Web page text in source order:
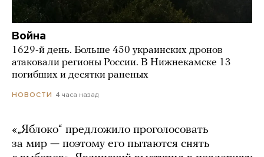
Война
1629-й день. Больше 450 украинских дронов
атаковали регионы России. В Нижнекамске 13
погибших и десятки раненых
НОВОСТИ 4 часа назад
«„Яблоко“ предложило проголосовать
за мир — поэтому его пытаются снять